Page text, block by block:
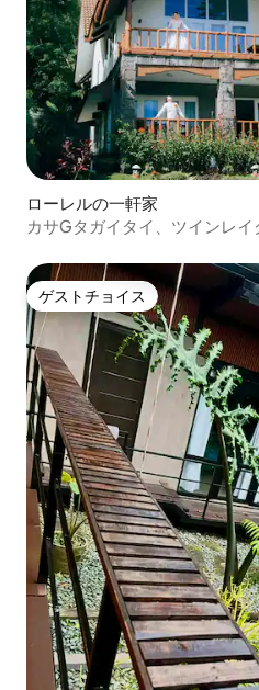
ローレルの一軒家
カサGタガイタイ、ツインレ
ゲストチョイス
ゲストチョイス